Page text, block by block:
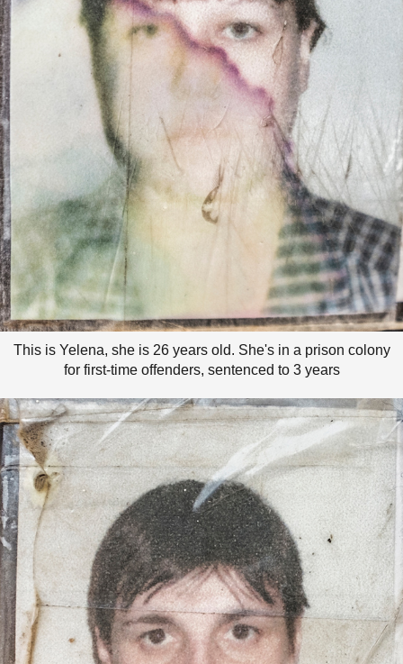
This is Yelena, she is 26 years old. She's in a prison colony
for first-time offenders, sentenced to 3 years